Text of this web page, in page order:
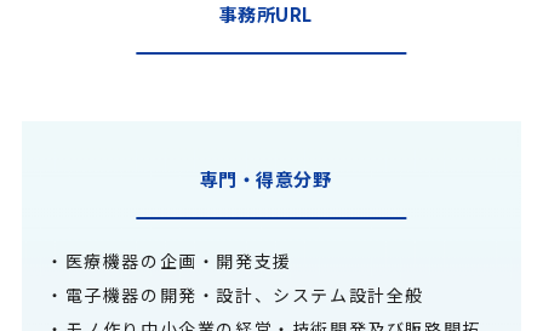
事務所URL
専門・得意分野
・医療機器の企画・開発支援
・電子機器の開発・設計、システム設計全般